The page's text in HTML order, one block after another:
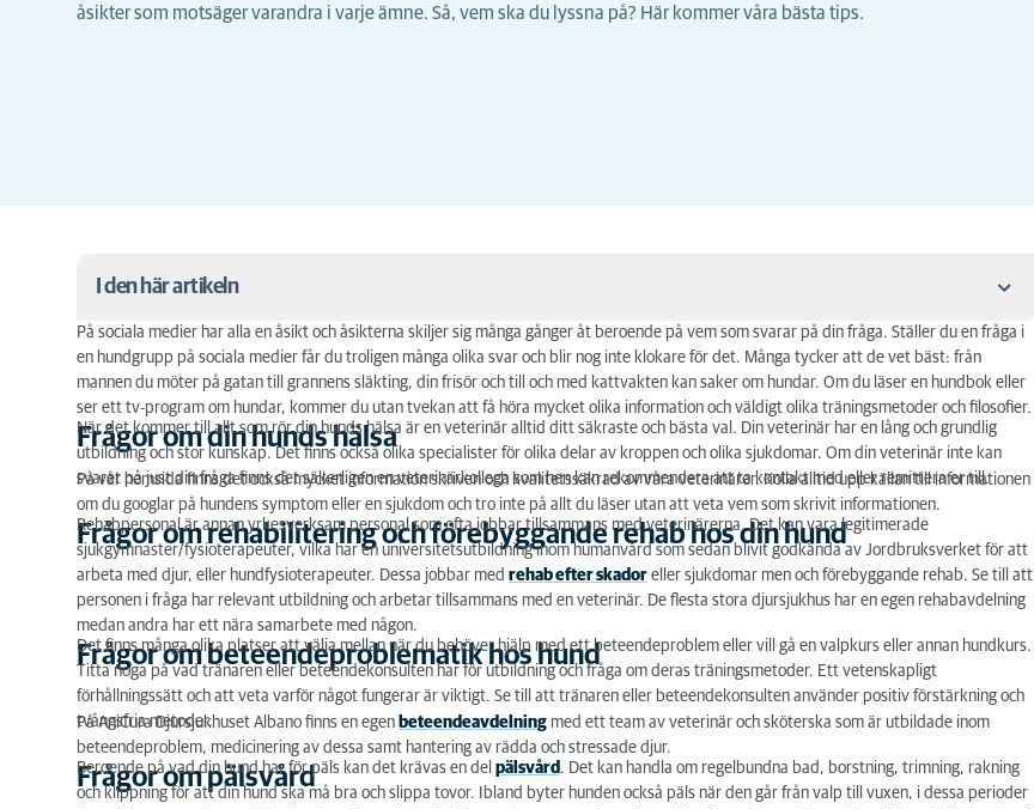
åsikter som motsäger varandra i varje ämne. Så, vem ska du lyssna på? Här kommer våra bästa tips.
I den här artikeln
Frågor om din hunds hälsa
Frågor om rehabilitering och förebyggande rehab hos din hund
Frågor om beteendeproblematik hos hund
Frågor om pälsvård
Vem ska jag välja att gå till med min hund?
Vanliga frågor
På sociala medier har alla en åsikt och åsikterna skiljer sig många gånger åt beroende på vem som svarar på din fråga. Ställer du en fråga i
en hundgrupp på sociala medier får du troligen många olika svar och blir nog inte klokare för det. Många tycker att de vet bäst: från
mannen du möter på gatan till grannens släkting, din frisör och till och med kattvakten kan saker om hundar. Om du läser en hundbok eller
ser ett tv-program om hundar, kommer du utan tvekan att få höra mycket olika information och väldigt olika träningsmetoder och filosofier.
Frågor om din hunds hälsa
När det kommer till allt som rör din hunds hälsa är en veterinär alltid ditt säkraste och bästa val. Din veterinär har en lång och grundlig
utbildning och stor kunskap. Det finns också olika specialister för olika delar av kroppen och olika sjukdomar. Om din veterinär inte kan
svaret på just din fråga finns det säkerligen en veterinärkollega som hen kan rekommendera att ta kontakt med eller remittera er till.
På vår hemsida finns det också mycket information skriven och kvalitetssäkrad av våra veterinärer. Kolla alltid upp källan till informationen
om du googlar på hundens symptom eller en sjukdom och tro inte på allt du läser utan att veta vem som skrivit informationen.
Frågor om rehabilitering och förebyggande rehab hos din hund
Rehabpersonal är annan yrkesverksam personal som ofta jobbar tillsammans med veterinärerna. Det kan vara legitimerade
sjukgymnaster/fysioterapeuter, vilka har en universitetsutbildning inom humanvård som sedan blivit godkända av Jordbruksverket för att
arbeta med djur, eller hundfysioterapeuter. Dessa jobbar med rehab efter skador eller sjukdomar men och förebyggande rehab. Se till att
personen i fråga har relevant utbildning och arbetar tillsammans med en veterinär. De flesta stora djursjukhus har en egen rehabavdelning
medan andra har ett nära samarbete med någon.
Frågor om beteendeproblematik hos hund
Det finns många olika platser att välja mellan när du behöver hjälp med ett beteendeproblem eller vill gå en valpkurs eller annan hundkurs.
Titta noga på vad tränaren eller beteendekonsulten har för utbildning och fråga om deras träningsmetoder. Ett vetenskapligt
förhållningssätt och att veta varför något fungerar är viktigt. Se till att tränaren eller beteendekonsulten använder positiv förstärkning och
tvångsfria metoder.
På AniCura Djursjukhuset Albano finns en egen beteendeavdelning med ett team av veterinär och sköterska som är utbildade inom
beteendeproblem, medicinering av dessa samt hantering av rädda och stressade djur.
Frågor om pälsvård
Beroende på vad din hund har för päls kan det krävas en del pälsvård . Det kan handla om regelbundna bad, borstning, trimning, rakning
och klippning för att din hund ska må bra och slippa tovor. Ibland byter hunden också päls när den går från valp till vuxen, i dessa perioder